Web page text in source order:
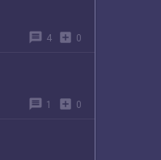
message 4 add_box 0
message 1 add_box 0